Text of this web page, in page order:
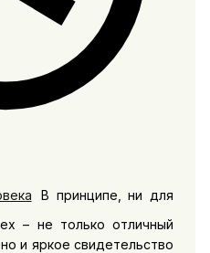
В принципе, ни для
– не только отличный
и яркое свидетельство